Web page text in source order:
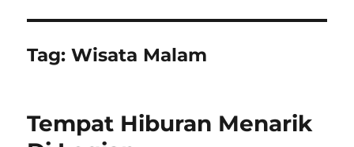
Tag:Wisata Malam
Tempat Hiburan Menarik